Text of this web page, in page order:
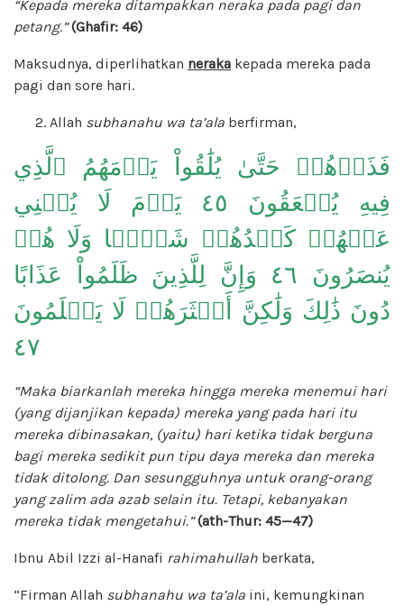
“Kepada mereka ditampakkan neraka pada pagi dan
petang.” (Ghafir: 46)
Maksudnya, diperlihatkan neraka kepada mereka pada
pagi dan sore hari.
Allah subhanahu wa ta’ala berfirman,
فَذَرۡهُمۡ حَتَّىٰ يُلَٰقُواْ يَوۡمَهُمُ ٱلَّذِي
فِيهِ يُصۡعَقُونَ ٤٥ يَوۡمَ لَا يُغۡنِي
عَنۡهُمۡ كَيۡدُهُمۡ شَيۡ‍ًٔا وَلَا هُمۡ
يُنصَرُونَ ٤٦ وَإِنَّ لِلَّذِينَ ظَلَمُواْ عَذَابًا
دُونَ ذَٰلِكَ وَلَٰكِنَّ أَكۡثَرَهُمۡ لَا يَعۡلَمُونَ
٤٧
“Maka biarkanlah mereka hingga mereka menemui hari
(yang dijanjikan kepada) mereka yang pada hari itu
mereka dibinasakan, (yaitu) hari ketika tidak berguna
bagi mereka sedikit pun tipu daya mereka dan mereka
tidak ditolong. Dan sesungguhnya untuk orang-orang
yang zalim ada azab selain itu. Tetapi, kebanyakan
mereka tidak mengetahui.” (ath-Thur: 45—47)
Ibnu Abil Izzi al-Hanafi rahimahullah berkata,
“Firman Allah subhanahu wa ta’ala ini, kemungkinan